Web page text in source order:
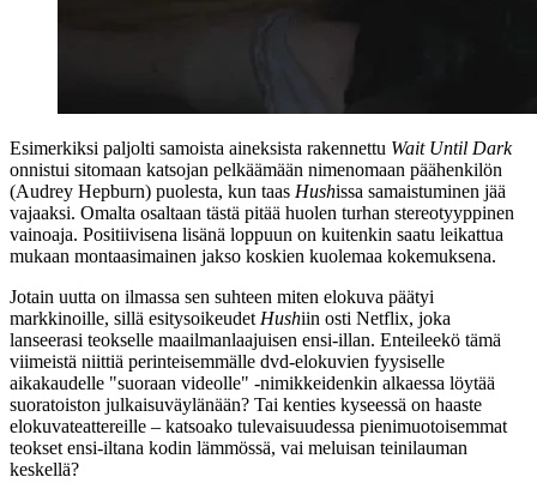
Esimerkiksi paljolti samoista aineksista rakennettu Wait Until Dark
onnistui sitomaan katsojan pelkäämään nimenomaan päähenkilön
(Audrey Hepburn) puolesta, kun taas Hushissa samaistuminen jää
vajaaksi. Omalta osaltaan tästä pitää huolen turhan stereotyyppinen
vainoaja. Positiivisena lisänä loppuun on kuitenkin saatu leikattua
mukaan montaasimainen jakso koskien kuolemaa kokemuksena.
Jotain uutta on ilmassa sen suhteen miten elokuva päätyi
markkinoille, sillä esitysoikeudet Hushiin osti Netflix, joka
lanseerasi teokselle maailmanlaajuisen ensi-illan. Enteileekö tämä
viimeistä niittiä perinteisemmälle dvd‑elokuvien fyysiselle
aikakaudelle "suoraan videolle" ‑nimikkeidenkin alkaessa löytää
suoratoiston julkaisuväylänään? Tai kenties kyseessä on haaste
elokuvateattereille – katsoako tulevaisuudessa pienimuotoisemmat
teokset ensi-iltana kodin lämmössä, vai meluisan teinilauman
keskellä?